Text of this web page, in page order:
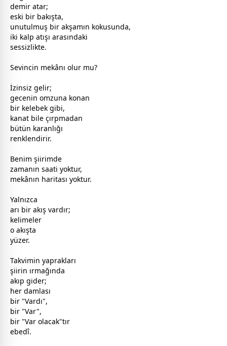
demir atar;
eski bir bakışta,
unutulmuş bir akşamın kokusunda,
iki kalp atışı arasındaki
sessizlikte.
Sevincin mekânı olur mu?
İzinsiz gelir;
gecenin omzuna konan
bir kelebek gibi,
kanat bile çırpmadan
bütün karanlığı
renklendirir.
Benim şiirimde
zamanın saati yoktur,
mekânın haritası yoktur.
Yalnızca
arı bir akış vardır;
kelimeler
o akışta
yüzer.
Takvimin yaprakları
şiirin ırmağında
akıp gider;
her damlası
bir "Vardı",
bir "Var",
bir "Var olacak"tır
ebedî.